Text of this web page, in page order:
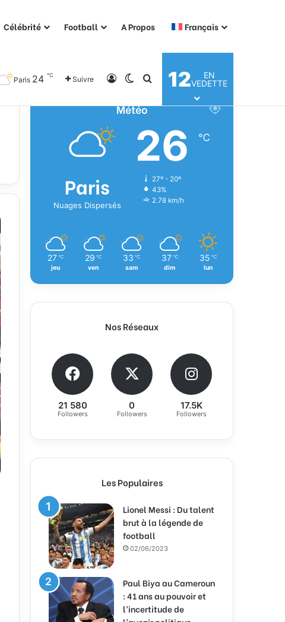
Célébrité Football A Propos Français
Paris 24 ℃ Suivre ConnexionSwitch skin
Rechercher
12
EN
VEDETTE
Météo
Paris
Nuages Dispersés
26 ℃
27º - 20º
43%
2.78 km/h
27 ℃
jeu
29 ℃
ven
33 ℃
sam
37 ℃
dim
35 ℃
lun
Nos Réseaux
21 580
Followers
0
Followers
17.5K
Followers
Les Populaires
Lionel Messi : Du talent
brut à la légende de
football
02/06/2023
Paul Biya au Cameroun
: 41 ans au pouvoir et
l’incertitude de